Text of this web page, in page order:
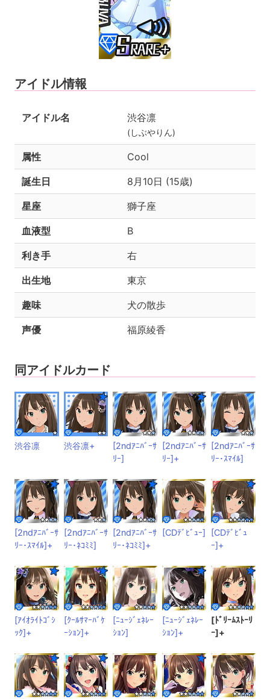
アイドル情報
アイドル名 渋谷凛
(しぶやりん)
属性 Cool
誕生日 8月10日 (15歳)
星座 獅子座
血液型 B
利き手 右
出生地 東京
趣味 犬の散歩
声優 福原綾香
同アイドルカード
渋谷凛 渋谷凛+
[2ndｱﾆﾊﾞｰｻ
ﾘｰ]
[2ndｱﾆﾊﾞｰｻ
ﾘｰ]+
[2ndｱﾆﾊﾞｰｻ
ﾘｰ･ｽﾏｲﾙ]
[2ndｱﾆﾊﾞｰｻ
ﾘｰ･ｽﾏｲﾙ]+
[2ndｱﾆﾊﾞｰｻ
ﾘｰ･ﾈｺﾐﾐ]
[2ndｱﾆﾊﾞｰｻ
ﾘｰ･ﾈｺﾐﾐ]+
[CDﾃﾞﾋﾞｭｰ]
[CDﾃﾞﾋﾞｭ
ｰ]+
[ｱｲｵﾗｲﾄｺﾞｼ
ｯｸ]+
[ｸｰﾙｻﾏｰﾊﾞｹ
ｰｼｮﾝ]+
[ﾆｭｰｼﾞｪﾈﾚｰ
ｼｮﾝ]
[ﾆｭｰｼﾞｪﾈﾚｰ
ｼｮﾝ]+
[ﾄﾞﾘｰﾑｽﾄｰﾘ
ｰ]+